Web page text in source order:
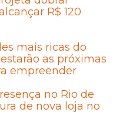
R$ 120
mais ricas do
as próximas
empreender
no Rio de
de nova loja no